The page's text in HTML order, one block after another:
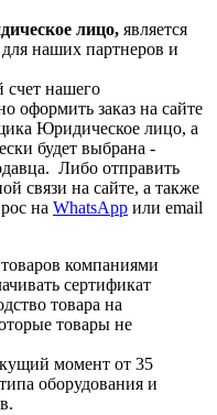
лицо, является
наших партнеров и
счет нашего
оформить заказ на сайте
Юридическое лицо, а
будет выбрана -
Либо отправить
связи на сайте, а также
на WhatsApp или email
компаниями
сертификат
товара на
товары не
момент от 35
оборудования и